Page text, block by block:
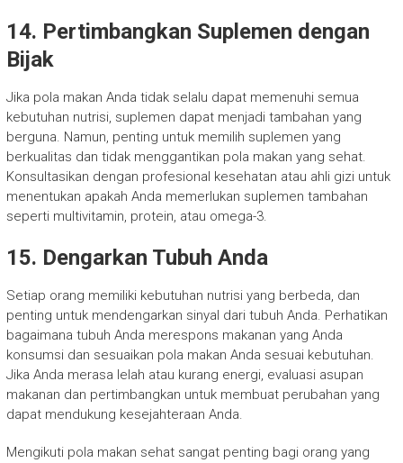
14. Pertimbangkan Suplemen dengan
Bijak
Jika pola makan Anda tidak selalu dapat memenuhi semua
kebutuhan nutrisi, suplemen dapat menjadi tambahan yang
berguna. Namun, penting untuk memilih suplemen yang
berkualitas dan tidak menggantikan pola makan yang sehat.
Konsultasikan dengan profesional kesehatan atau ahli gizi untuk
menentukan apakah Anda memerlukan suplemen tambahan
seperti multivitamin, protein, atau omega-3.
15. Dengarkan Tubuh Anda
Setiap orang memiliki kebutuhan nutrisi yang berbeda, dan
penting untuk mendengarkan sinyal dari tubuh Anda. Perhatikan
bagaimana tubuh Anda merespons makanan yang Anda
konsumsi dan sesuaikan pola makan Anda sesuai kebutuhan.
Jika Anda merasa lelah atau kurang energi, evaluasi asupan
makanan dan pertimbangkan untuk membuat perubahan yang
dapat mendukung kesejahteraan Anda.
Mengikuti pola makan sehat sangat penting bagi orang yang